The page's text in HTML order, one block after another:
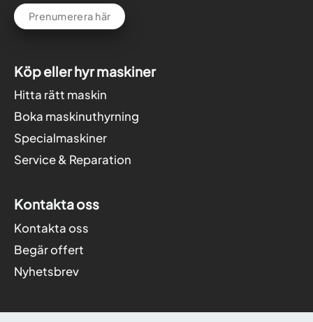
Prenumerera här
Köp eller hyr maskiner
Hitta rätt maskin
Boka maskinuthyrning
Specialmaskiner
Service & Reparation
Kontakta oss
Kontakta oss
Begär offert
Nyhetsbrev